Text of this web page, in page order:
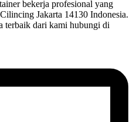
bekerja profesional yang
Jakarta 14130 Indonesia.
terbaik dari kami hubungi di